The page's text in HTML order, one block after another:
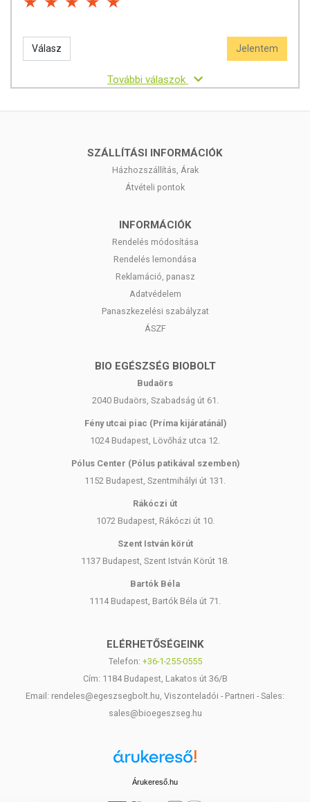
Válasz Jelentem
További válaszok
SZÁLLÍTÁSI INFORMÁCIÓK
Házhozszállítás, Árak
Átvételi pontok
INFORMÁCIÓK
Rendelés módosítása
Rendelés lemondása
Reklamáció, panasz
Adatvédelem
Panaszkezelési szabályzat
ÁSZF
BIO EGÉSZSÉG BIOBOLT
Budaörs
2040 Budaörs, Szabadság út 61.
Fény utcai piac (Príma kijáratánál)
1024 Budapest, Lövőház utca 12.
Pólus Center (Pólus patikával szemben)
1152 Budapest, Szentmihályi út 131.
Rákóczi út
1072 Budapest, Rákóczi út 10.
Szent István körút
1137 Budapest, Szent István Körút 18.
Bartók Béla
1114 Budapest, Bartók Béla út 71.
ELÉRHETŐSÉGEINK
Telefon: +36-1-255-0555
Cím: 1184 Budapest, Lakatos út 36/B
Email: rendeles@egeszsegbolt.hu, Viszonteladói - Partneri - Sales:
sales@bioegeszseg.hu
Árukereső.hu